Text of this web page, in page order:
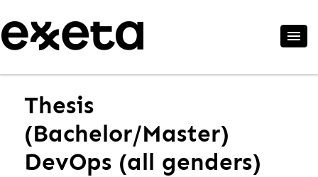
Thesis
(Bachelor/Master)
DevOps (all genders)